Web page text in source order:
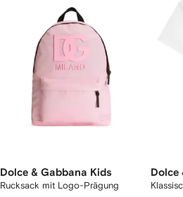
Dolce & Gabbana Kids
Rucksack mit Logo-Prägung
Dolce